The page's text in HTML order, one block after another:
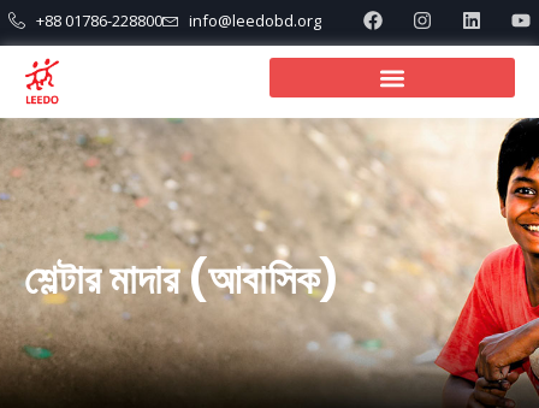
+88 01786-228800 info@leedobd.org
শেল্টার মাদার (আবাসিক)